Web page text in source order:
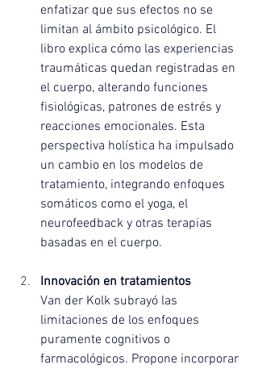
enfatizar que sus efectos no se
limitan al ámbito psicológico. El
libro explica cómo las experiencias
traumáticas quedan registradas en
el cuerpo, alterando funciones
fisiológicas, patrones de estrés y
reacciones emocionales. Esta
perspectiva holística ha impulsado
un cambio en los modelos de
tratamiento, integrando enfoques
somáticos como el yoga, el
neurofeedback y otras terapias
basadas en el cuerpo.
Innovación en tratamientos
Van der Kolk subrayó las
limitaciones de los enfoques
puramente cognitivos o
farmacológicos. Propone incorporar